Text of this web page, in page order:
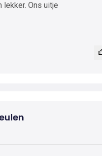
lekker. Ons uitje